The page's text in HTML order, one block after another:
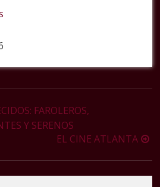
FAROLEROS,
Y SERENOS
EL CINE ATLANTA